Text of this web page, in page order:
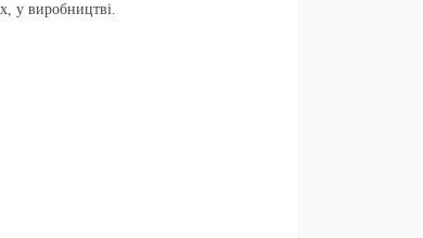
у виробництві.